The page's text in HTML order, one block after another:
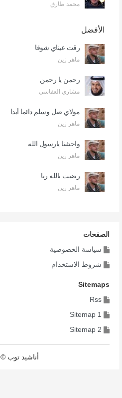
محمد طارق
الأفضل
رقت عيناي شوقا
ماهر زين
رحمن يا رحمن
مشاري العفاسي
مولاي صل وسلم دائما أبدا
ماهر زين
واحشنا يارسول الله
ماهر زين
رضيت بالله ربا
ماهر زين
الصفحات
سياسة الخصوصية
شروط الاستخدام
Sitemaps
Rss
Sitemap 1
Sitemap 2
أناشيد توب © 2026